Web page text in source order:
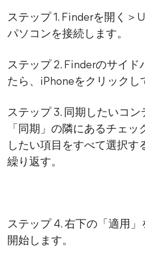
ステップ 1. Finderを開く＞
パソコンを接続します。
ステップ 2. Finderのサイ
たら、iPhoneをクリックし
ステップ 3. 同期したいコ
「同期」の隣にあるチェ
したい項目をすべて選択す
繰り返す。
ステップ 4. 右下の「適用
開始します。